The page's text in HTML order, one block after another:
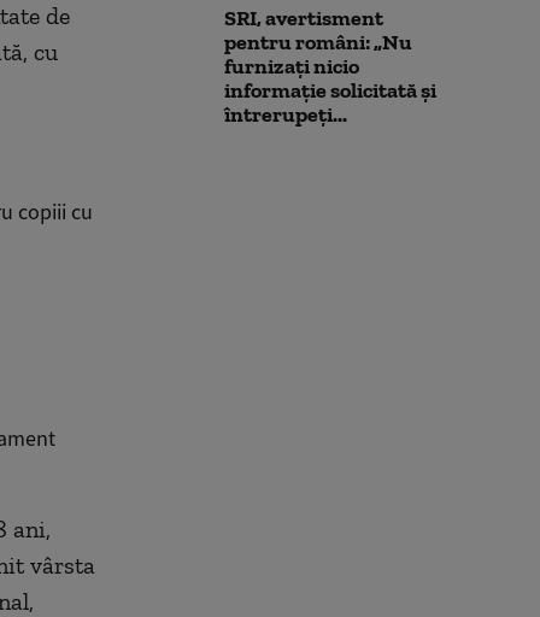
de
cu
copiii cu
ani,
vârsta
SRI, avertisment
pentru români: „Nu
furnizați nicio
informație solicitată și
întrerupeți...